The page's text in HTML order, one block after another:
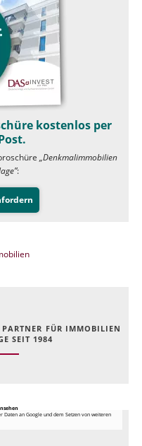
kostenlos per
„Denkmalimmobilien
:
FÜR IMMOBILIEN
SEIT 1984
Daten an Google und dem Setzen von weiteren